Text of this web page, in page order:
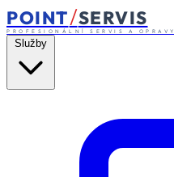
POINT/SERVIS
PROFESIONÁLNÍ SERVIS A OPRAVY
Služby